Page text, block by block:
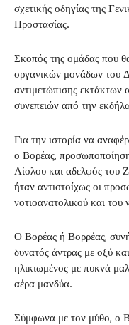
σχετικής οδηγίας της
Προστασίας.
Σκοπός της ομάδας που
οργανικών μονάδων του
αντιμετώπισης εκτάκτων
συνεπειών από την
Για την ιστορία να
ο Βορέας,
Αίολου και αδελφός του
ήταν αντιστοίχως οι
νοτιοανατολικού και του
Ο Βορέας ή Βορρέας,
δυνατός άντρας με οξύ
ηλικιωμένος με πυκνά
αέρα μανδύα.
Σύμφωνα με τον μύθο, ο